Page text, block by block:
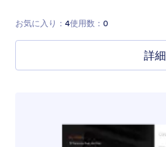
お気に入り： 4使用数： 0
詳細